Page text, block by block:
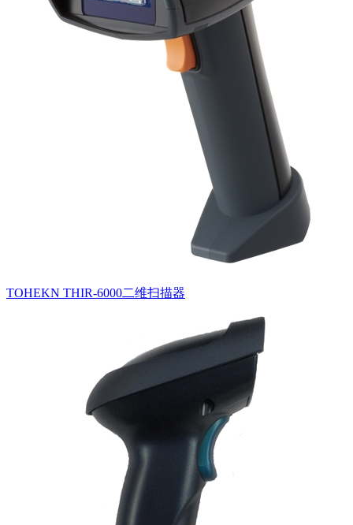
TOHEKN THIR-6000二维扫描器